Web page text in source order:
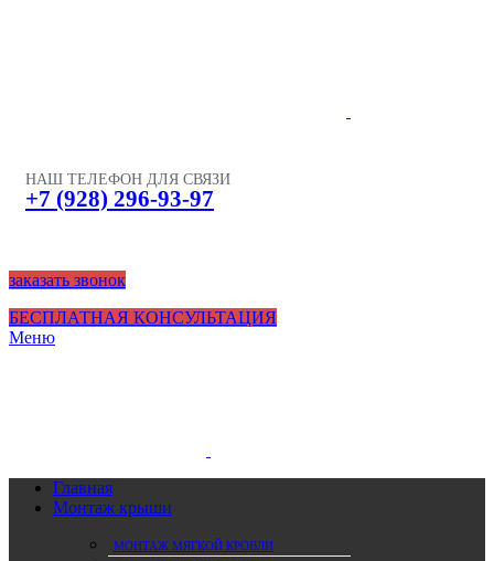
НАШ ТЕЛЕФОН ДЛЯ СВЯЗИ
+7 (928) 296-93-97
заказать звонок
БЕСПЛАТНАЯ КОНСУЛЬТАЦИЯ
Меню
Главная
Монтаж крыши
МОНТАЖ МЯГКОЙ КРОВЛИ